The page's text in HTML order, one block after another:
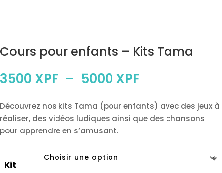
Cours pour enfants – Kits Tama
3500 XPF – 5000 XPF
prix :
3500 XPF
Découvrez nos kits Tama (pour enfants) avec des jeux à
réaliser, des vidéos ludiques ainsi que des chansons
pour apprendre en s’amusant.
Kit